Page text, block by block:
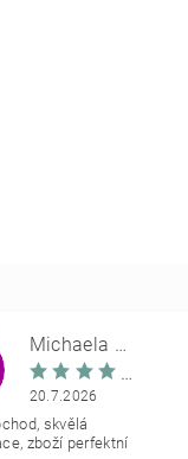
Michaela Škovranová
20.7.2026
skvělá
zboží perfektní